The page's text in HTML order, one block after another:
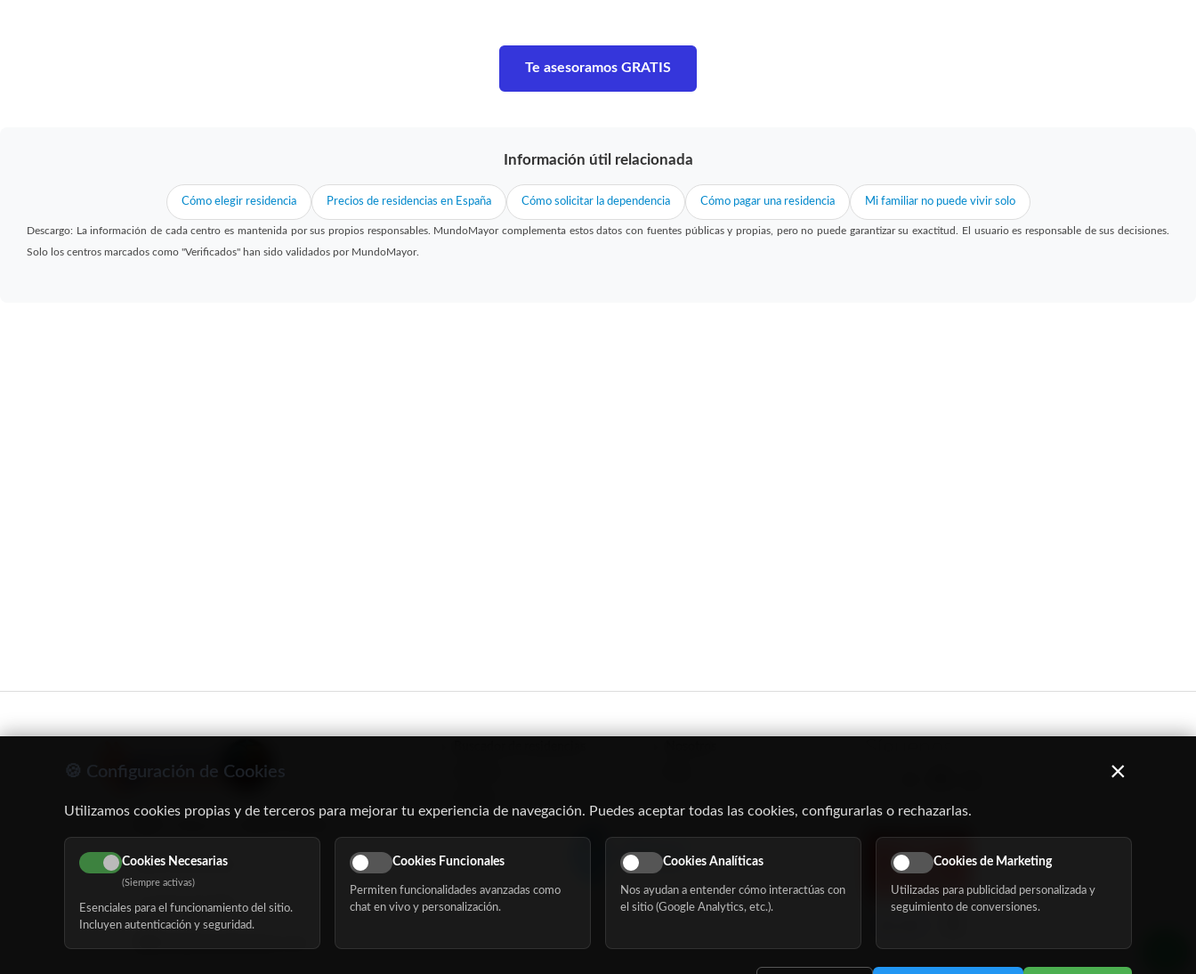
Te asesoramos GRATIS
Información útil relacionada
Cómo elegir residencia Precios de residencias en España Cómo solicitar la dependencia Cómo pagar una residencia Mi familiar no puede vivir solo
Descargo: La información de cada centro es mantenida por sus propios responsables. MundoMayor complementa estos datos con fuentes públicas y propias, pero no puede garantizar su exactitud. El usuario es responsable de sus decisiones.
Solo los centros marcados como "Verificados" han sido validados por MundoMayor.
91 345 06 26
616 113 103
🍪 Configuración de Cookies ×
Utilizamos cookies propias y de terceros para mejorar tu experiencia de navegación. Puedes aceptar todas las cookies, configurarlas o rechazarlas.
Cookies Necesarias
(Siempre activas)
Esenciales para el funcionamiento del sitio.
Incluyen autenticación y seguridad.
Cookies Funcionales
Permiten funcionalidades avanzadas como
chat en vivo y personalización.
Cookies Analíticas
Nos ayudan a entender cómo interactúas con
el sitio (Google Analytics, etc.).
Cookies de Marketing
Utilizadas para publicidad personalizada y
seguimiento de conversiones.